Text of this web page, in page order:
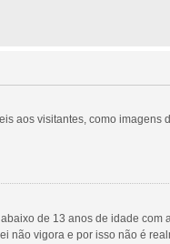
aos visitantes, como imagens
de 13 anos de idade com
não vigora e por isso não é